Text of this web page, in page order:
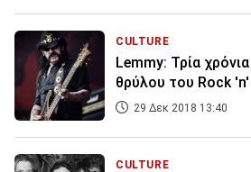
CULTURE
Lemmy: Τρία
θρύλου του Rock 'n'
29 Δεκ 2018 13:40
CULTURE